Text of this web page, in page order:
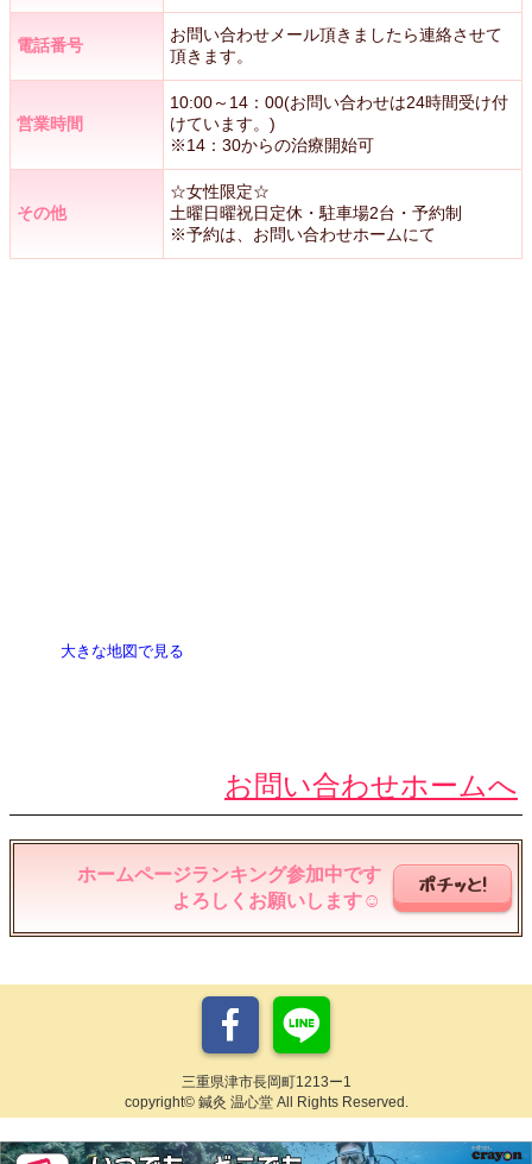
電話番号
お問い合わせメール頂きましたら連絡させて
頂きます。
営業時間
10:00～14：00(お問い合わせは24時間受け付
けています。)
※14：30からの治療開始可
その他
☆女性限定☆
土曜日曜祝日定休・駐車場2台・予約制
※予約は、お問い合わせホームにて
大きな地図で見る
お問い合わせホームへ
ホームページランキング参加中です
よろしくお願いします☺︎
ポチッと!
三重県津市長岡町1213ー1
copyright© 鍼灸 温心堂 All Rights Reserved.